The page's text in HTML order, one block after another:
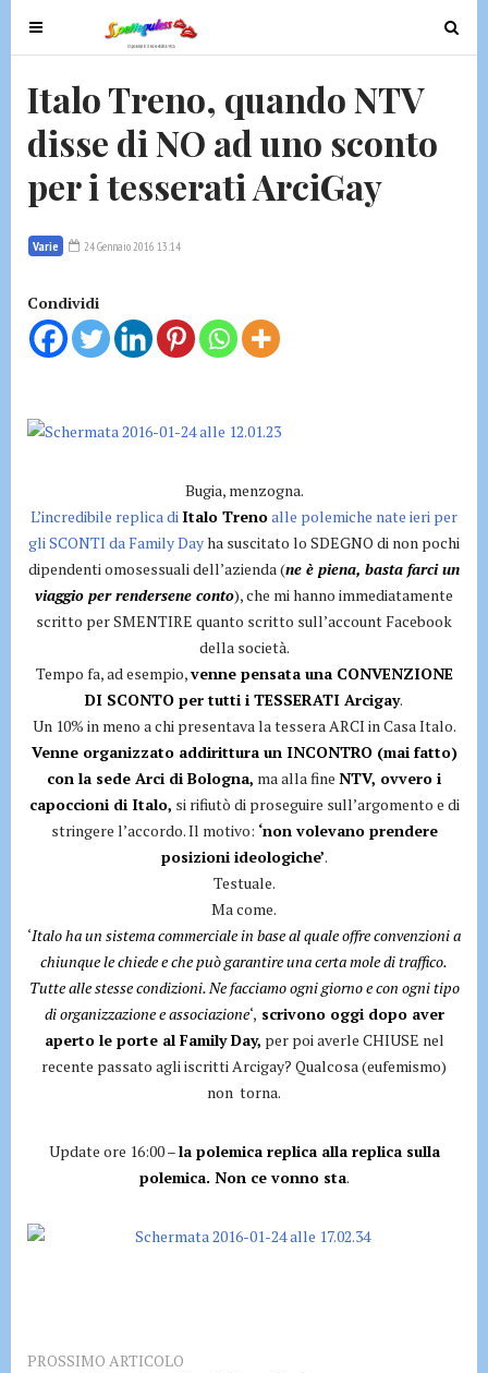
T
o
e
n
a
v
i
a
t
n
T
o
Italo Treno, quando NTV
disse di NO ad uno sconto
per i tesserati ArciGay
Varie 24 Gennaio 2016 13:14
Condividi
Bugia, menzogna.
L’incredibile replica di Italo Trenoalle polemiche nate ieri per
gli SCONTI da Family Dayha suscitato lo SDEGNO di non pochi
dipendenti omosessuali dell’azienda (ne è piena, basta farci un
viaggio per rendersene conto), che mi hanno immediatamente
scritto per SMENTIRE quanto scritto sull’account Facebook
della società.
Tempo fa, ad esempio,venne pensata una CONVENZIONE
DI SCONTO per tutti i TESSERATI Arcigay.
Un 10% in meno a chi presentava la tessera ARCI in Casa Italo.
Venne organizzato addirittura un INCONTRO (mai fatto)
con la sede Arci di Bologna, ma alla fine NTV, ovvero i
capoccioni di Italo, si rifiutò di proseguire sull’argomento e di
stringere l’accordo. Il motivo: ‘non volevano prendere
posizioni ideologiche’.
Testuale.
Ma come.
‘Italo ha un sistema commerciale in base al quale offre convenzioni a
chiunque le chiede e che può garantire una certa mole di traffico.
Tutte alle stesse condizioni. Ne facciamo ogni giorno e con ogni tipo
di organizzazione e associazione‘, scrivono oggi dopo aver
aperto le porte al Family Day, per poi averle CHIUSE nel
recente passato agli iscritti Arcigay? Qualcosa (eufemismo)
non torna.
Update ore 16:00 –la polemica replica alla replica sulla
polemica. Non ce vonno sta.
PROSSIMO ARTICOLO